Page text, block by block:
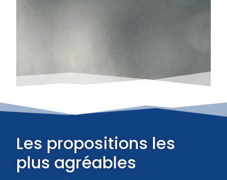
Les propositions les
plus agréables